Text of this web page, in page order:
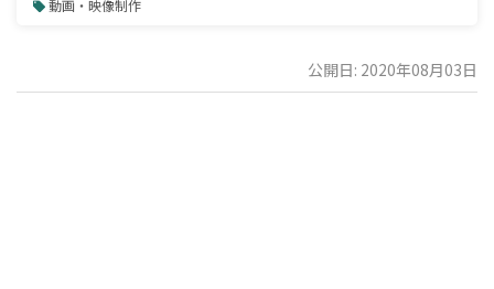
動画・映像制作
公開日: 2020年08月03日